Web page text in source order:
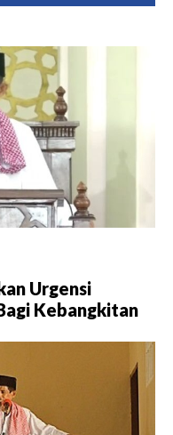
Urgensi
Kebangkitan